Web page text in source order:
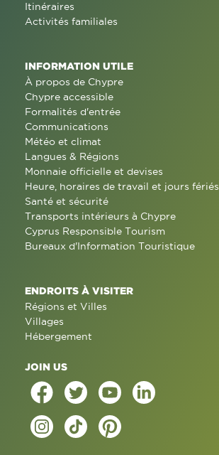
Itinéraires
Activités familiales
INFORMATION UTILE
À propos de Chypre
Chypre accessible
Formalités d'entrée
Communications
Météo et climat
Langues & Régions
Monnaie officielle et devises
Heure, horaires de travail et jours fériés
Santé et sécurité
Transports intérieurs à Chypre
Cyprus Responsible Tourism
Bureaux d'Information Touristique
ENDROITS À VISITER
Régions et Villes
Villages
Hébergement
JOIN US